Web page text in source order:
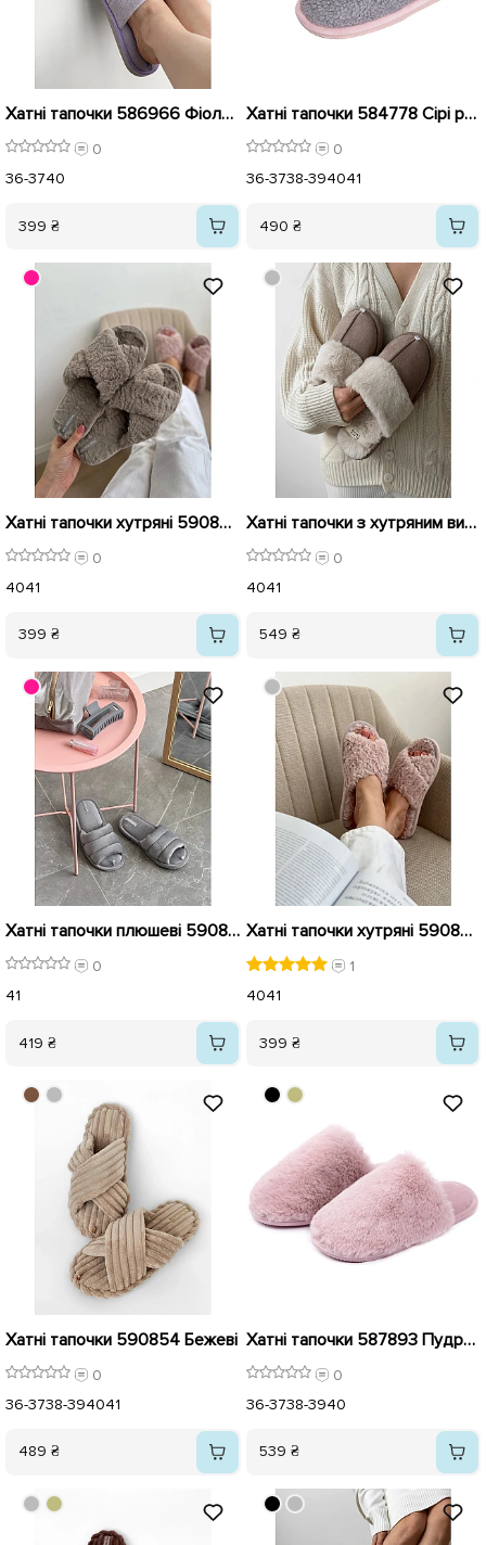
Хатні тапочки 586966 Фіолетові
0
36-3740
399 ₴
Хатні тапочки 584778 Сірі рожеві
0
36-3738-394041
490 ₴
Хатні тапочки хутряні 590832 Сірі
0
4041
399 ₴
Хатні тапочки з хутряним виворотом 587726 Бежеві
0
4041
549 ₴
Хатні тапочки плюшеві 590839 Сірі
0
41
419 ₴
Хатні тапочки хутряні 590828 Рожеві
1
4041
399 ₴
Хатні тапочки 590854 Бежеві
0
36-3738-394041
489 ₴
Хатні тапочки 587893 Пудрові
0
36-3738-3940
539 ₴